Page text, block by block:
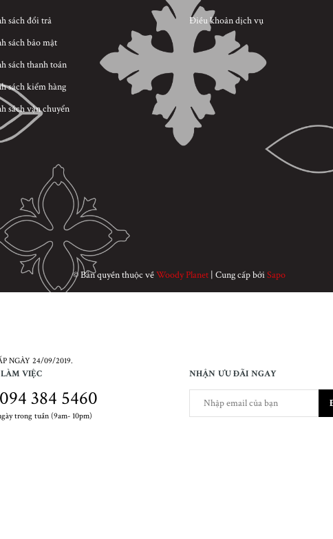
sách đổi trả
sách bảo mật
sách thanh toán
sách kiểm hàng
sách vận chuyển
Điều khoản dịch vụ
© Bản quyền thuộc vềWoody Planet | Cung cấp bởiSapo
NGÀY 24/09/2019.
VIỆC
094 384 5460
trong tuần (9am- 10pm)
NHẬN ƯU ĐÃI NGAY